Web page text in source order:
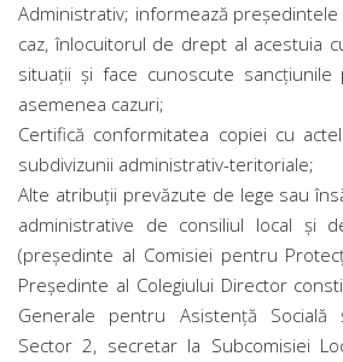
Administrativ; informează
caz, înlocuitorul de drept al acestuia
situaţii şi face cunoscute
asemenea cazuri;
Certifică conformitatea copiei cu
subdivizunii administrativ-teritoriale;
Alte atribuţii prevăzute de lege sau
administrative de consiliul local și
(președinte al Comisiei pentru
Președinte al Colegiului Director
Generale pentru Asistență Socială
Sector 2, secretar la Subcomisiei